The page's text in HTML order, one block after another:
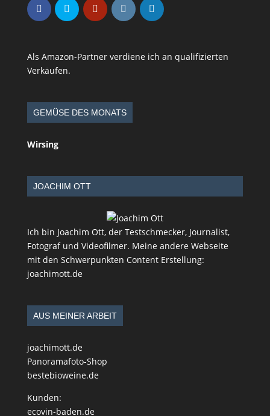
Als Amazon-Partner verdiene ich an qualifizierten
Verkäufen.
GEMÜSE DES MONATS
Wirsing
JOACHIM OTT
Ich bin Joachim Ott, der Testschmecker, Journalist,
Fotograf und Videofilmer. Meine andere Webseite
mit den Schwerpunkten Content Erstellung:
joachimott.de
AUS MEINER ARBEIT
joachimott.de
Panoramafoto-Shop
bestebioweine.de
Kunden:
ecovin-baden.de